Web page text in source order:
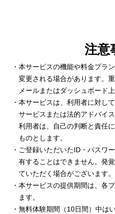
注意
本サービスの機能や料金プラ
変更される場合があります。
メールまたはダッシュボード
本サービスは、利用者に対し
サービスまたは法的アドバイ
利用者は、自己の判断と責任
ものとします。
ご登録いただいたID・パスワ
有することはできません。発
ていただく場合がございます。
本サービスの提供期間は、各
ます。
無料体験期間（10日間）中は